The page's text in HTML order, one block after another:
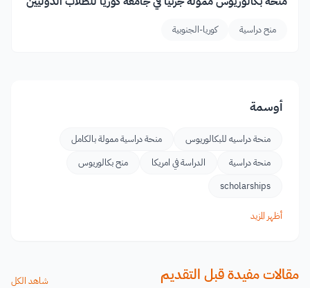
منح دراسية كوريا-الجنوبية
أوسمة
منحة دراسيه للبكالوريوس
منحة دراسية ممولة بالكامل
منحة دراسية
الدراسة في امريكا
منح بكالوريوس
scholarships
أظهر المزيد
مقالات مفيدة قبل التقديم شاهد الكل